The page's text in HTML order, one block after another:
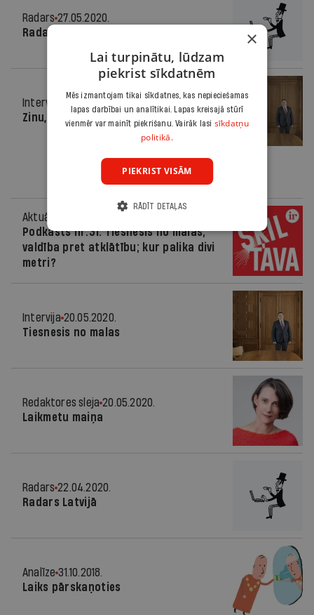
Radars 27.05.2020.
Radars Latvijā
Intervija
22.05.2020.
Zinu, kas jādara
Aktuāli
Podkāsts nr.31: Tiesnesis no malas;
valdība pret atklātību; kur palika divi
metri?
Intervija 20.05.2020.
Tiesnesis no malas
Redaktores sleja 20.05.2020.
Laikmetu maiņa
Radars 22.04.2020.
Radars Latvijā
Analīze 31.10.2018.
Laiks pārskaņoties
×
Lai turpinātu, lūdzam
piekrist sīkdatnēm
Mēs izmantojam tikai sīkdatnes, kas nepieciešamas
lapas darbībai un analītikai. Lapas kreisajā stūrī
vienmēr var mainīt piekrišanu. Vairāk lasi sīkdatņu
politikā.
PIEKRIST VISĀM
RĀDĪT DETAĻAS